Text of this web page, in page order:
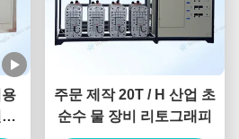
주문 제작 20T / H 산업 초
순수 물 장비 리토그래피